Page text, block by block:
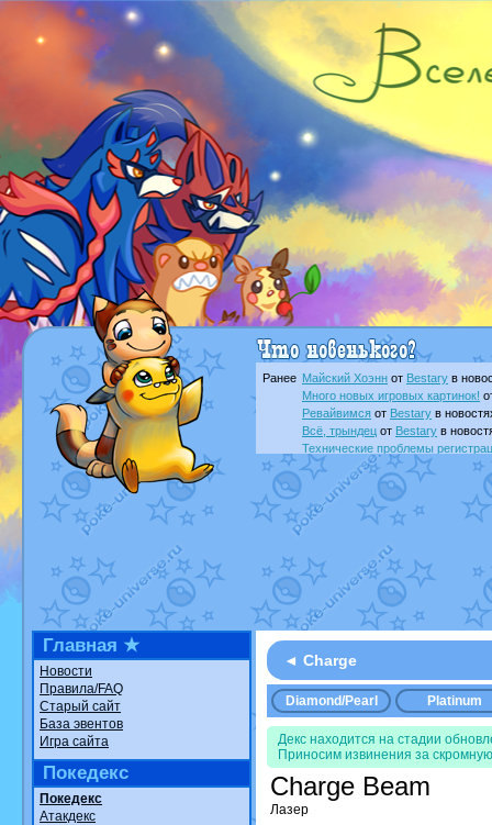
Ранее Майский Хоэнн от Bestary в
Много новых игровых картинок!
Ревайвимся от Bestary в
Всё, трындец от Bestary в
Технические проблемы
доброе утро славянеот
в
Йолда и Мимикьюот
Недовольный котомангуст
от
The Dark Wishmaker от
Randomon
ilovearceus
Raging Boltот GraceDaFox
в
Shadow mismagiusот
в
художник
отvicavica в фанарте.
Главная ★
Новости
Правила/FAQ
Старый сайт
База эвентов
Игра сайта
Покедекс
Покедекс
Атакдекс
◄ Charge
Diamond/Pearl Platinum
Декс находится на стадии
Приносим извинения за
Charge Beam
Лазер